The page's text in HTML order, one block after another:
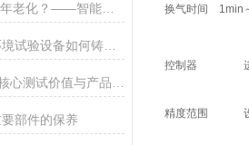
涂料如何“预知“30年老化？——智能环境模拟箱的耐候性解码革命
决胜高湿战场：环境试验设备如何铸就精密产品的“防潮金身”？
部件的保养
换气时间
1min
控制器
精度范围